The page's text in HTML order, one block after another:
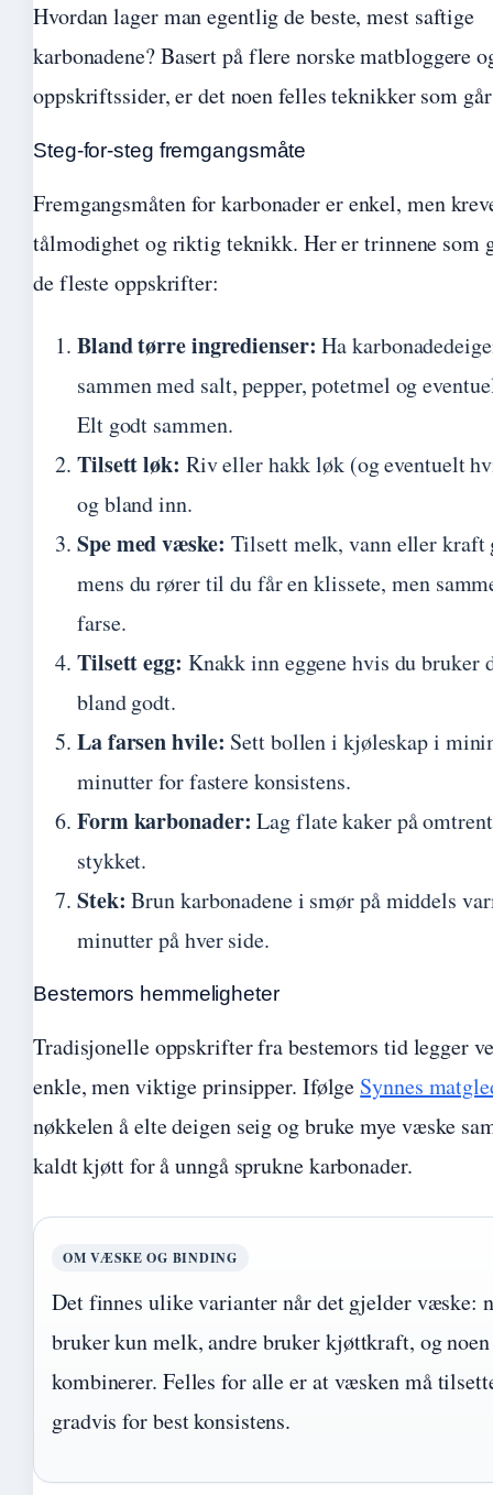
Hvordan lager man egentlig de beste, mest saftige
karbonadene? Basert på flere norske matbloggere
oppskriftssider, er det noen felles teknikker som
Steg-for-steg fremgangsmåte
Fremgangsmåten for karbonader er enkel, men
tålmodighet og riktig teknikk. Her er trinnene som
de fleste oppskrifter:
Bland tørre ingredienser: Ha
sammen med salt, pepper, potetmel og
Elt godt sammen.
Tilsett løk: Riv eller hakk løk (og eventuelt
og bland inn.
Spe med væske: Tilsett melk, vann eller kraft
mens du rører til du får en klissete, men
farse.
Tilsett egg: Knakk inn eggene hvis du bruker
bland godt.
La farsen hvile: Sett bollen i kjøleskap i
minutter for fastere konsistens.
Form karbonader: Lag flate kaker på
stykket.
Stek: Brun karbonadene i smør på middels
minutter på hver side.
Bestemors hemmeligheter
Tradisjonelle oppskrifter fra bestemors tid legger
enkle, men viktige prinsipper. Ifølge Synnes
nøkkelen å elte deigen seig og bruke mye væske
kaldt kjøtt for å unngå sprukne karbonader.
OM VÆSKE OG BINDING
Det finnes ulike varianter når det gjelder væske:
bruker kun melk, andre bruker kjøttkraft, og noen
kombinerer. Felles for alle er at væsken må
gradvis for best konsistens.